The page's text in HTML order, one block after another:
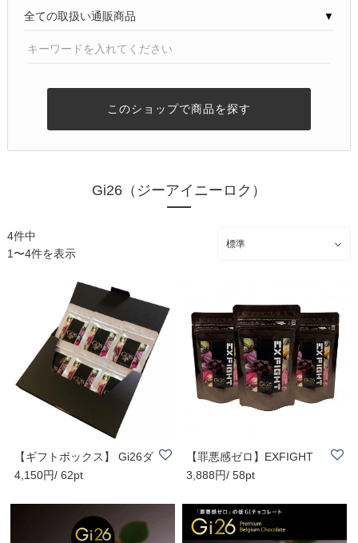
▼
このショップで商品を探す
Gi26（ジーアイニーロク）
4件中
1〜4件を表示
【ギフトボックス】 Gi26ダ
ークチョコレ..
4,150円/ 62pt
【罪悪感ゼロ】EXFIGHT
チョコレート 40g..
3,888円/ 58pt